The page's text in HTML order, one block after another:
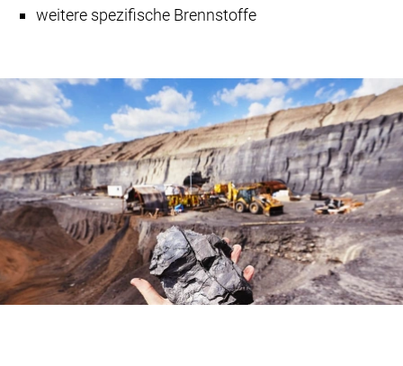
weitere spezifische Brennstoffe